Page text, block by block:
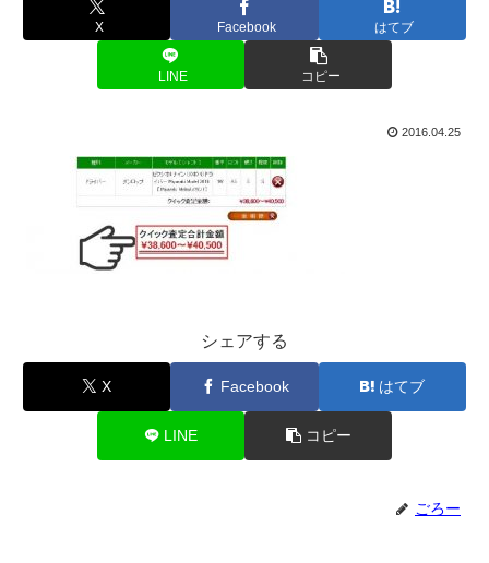
X Facebook はてブ
LINE コピー
2016.04.25
シェアする
X Facebook はてブ
LINE コピー
ごろー